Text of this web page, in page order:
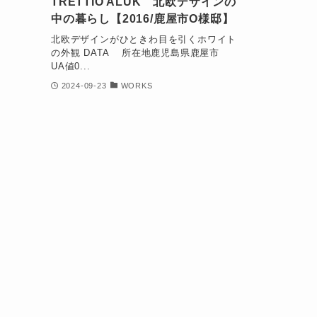
中の暮らし【2016/鹿屋市O様邸】
北欧デザインがひときわ目を引くホワイト
の外観 DATA 所在地鹿児島県鹿屋市
UA値0...
2024-09-23 WORKS